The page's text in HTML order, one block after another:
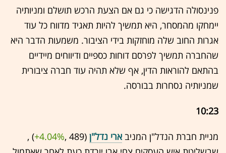
פנינסולה הדגישה כי גם אם הצעת הרכש תושלם ומניותיה
יימחקו מהמסחר, היא תמשיך להיות תאגיד מדווח כל עוד
אגרות החוב שלה מוחזקות בידי הציבור. משמעות הדבר היא
שהחברה תמשיך לפרסם דוחות כספיים ודיווחים מיידיים
בהתאם להוראות הדין, אף שלא תהיה עוד חברה ציבורית
שמניותיה נסחרות בבורסה.
10:23
מניית חברת הנדל"ן המניבארי נדל"ן (489 ,‎
+4.04%
‏) ,